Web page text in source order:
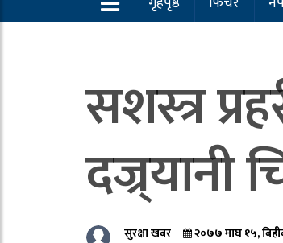
सशस्त्र
दज्र्यानी
सुरक्षा खबर २०७७ माघ १५,